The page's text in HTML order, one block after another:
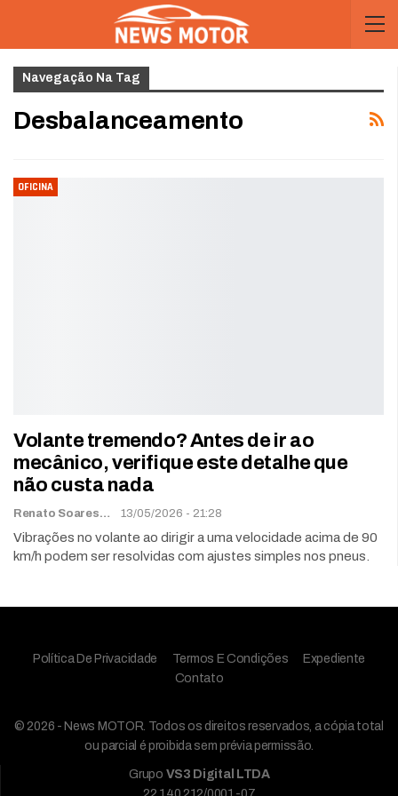
Navegação Na Tag
Desbalanceamento
OFICINA
Volante tremendo? Antes de ir ao
mecânico, verifique este detalhe que
não custa nada
Renato Soares 13/05/2026 - 21:28
Vibrações no volante ao dirigir a uma velocidade acima de 90
km/h podem ser resolvidas com ajustes simples nos pneus.
Política De Privacidade Termos E Condições
Expediente
Contato
© 2026 - News MOTOR. Todos os direitos reservados, a cópia total
ou parcial é proibida sem prévia permissão.
Grupo VS3 Digital LTDA